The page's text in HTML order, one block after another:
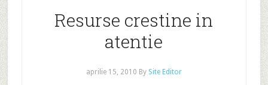
Resurse crestine in
atentie
aprilie 15, 2010 By Site Editor